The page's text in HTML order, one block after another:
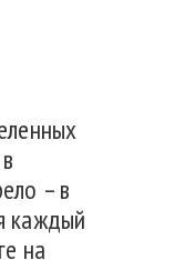
– в
каждый
на